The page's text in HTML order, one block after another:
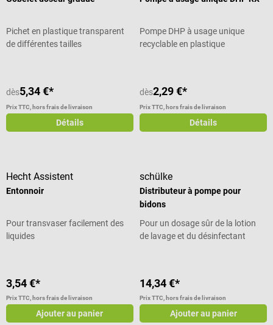
Pichet en plastique transparent
de différentes tailles
dès5,34 €*
Prix TTC, hors frais de livraison
Détails
Pompe DHP à usage unique
recyclable en plastique
dès2,29 €*
Prix TTC, hors frais de livraison
Détails
Hecht Assistent
Entonnoir
Pour transvaser facilement des
liquides
3,54 €*
Prix TTC, hors frais de livraison
Ajouter au panier
schülke
Distributeur à pompe pour
bidons
Pour un dosage sûr de la lotion
de lavage et du désinfectant
14,34 €*
Prix TTC, hors frais de livraison
Ajouter au panier